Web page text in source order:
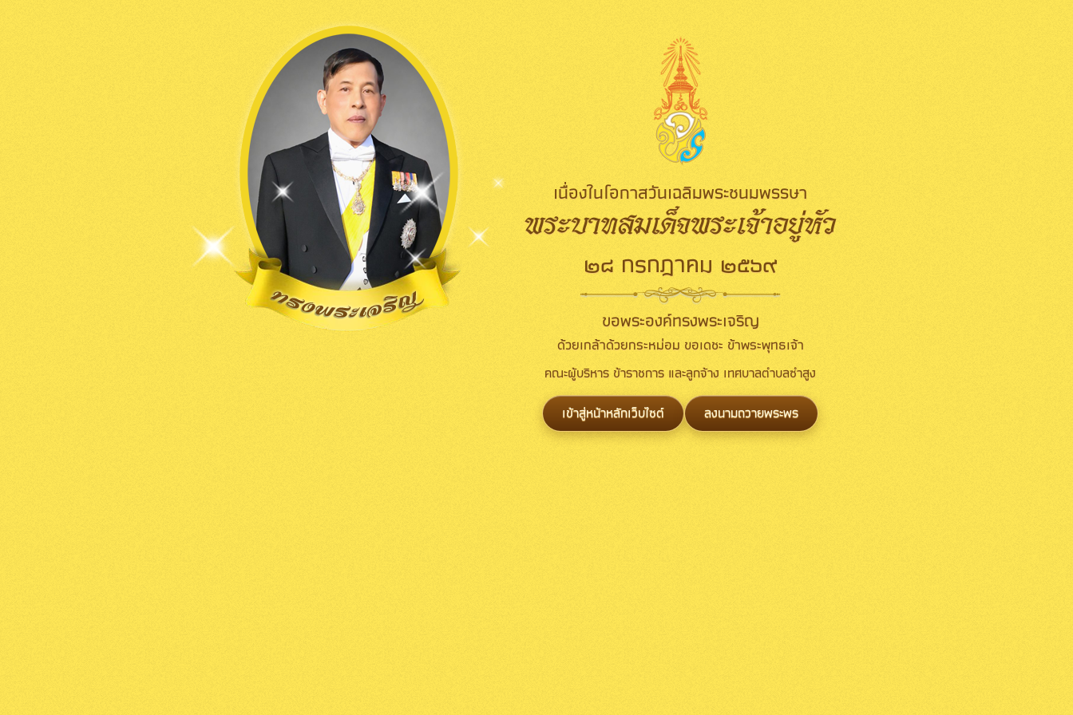
เนื่องในโอกาสวันเฉลิมพระชนมพรรษา
พระบาทสมเด็จพระเจ้าอยู่หัว
๒๘ กรกฎาคม ๒๕๖๙
ขอพระองค์ทรงพระเจริญ
ด้วยเกล้าด้วยกระหม่อม ขอเดชะ ข้าพระพุทธเจ้า
คณะผู้บริหาร ข้าราชการ และลูกจ้าง เทศบาลตำบลซำสูง
เข้าสู่หน้าหลักเว็บไซต์
ลงนามถวายพระพร